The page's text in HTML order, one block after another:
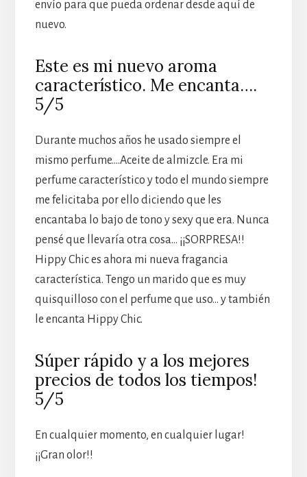
envío para que pueda ordenar desde aquí de
nuevo.
Este es mi nuevo aroma
característico. Me encanta….
5/5
Durante muchos años he usado siempre el
mismo perfume….Aceite de almizcle. Era mi
perfume característico y todo el mundo siempre
me felicitaba por ello diciendo que les
encantaba lo bajo de tono y sexy que era. Nunca
pensé que llevaría otra cosa… ¡¡SORPRESA!!
Hippy Chic es ahora mi nueva fragancia
característica. Tengo un marido que es muy
quisquilloso con el perfume que uso… y también
le encanta Hippy Chic.
Súper rápido y a los mejores
precios de todos los tiempos!
5/5
En cualquier momento, en cualquier lugar!
¡¡Gran olor!!